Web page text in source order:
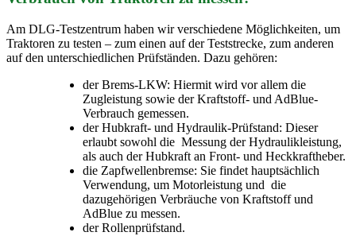
Am DLG-Testzentrum haben wir verschiedene Möglichkeiten, um
Traktoren zu testen – zum einen auf der Teststrecke, zum anderen
auf den unterschiedlichen Prüfständen. Dazu gehören:
der Brems-LKW: Hiermit wird vor allem die
Zugleistung sowie der Kraftstoff- und AdBlue-
Verbrauch gemessen.
der Hubkraft- und Hydraulik-Prüfstand: Dieser
erlaubt sowohl die Messung der Hydraulikleistung,
als auch der Hubkraft an Front- und Heckkraftheber.
die Zapfwellenbremse: Sie findet hauptsächlich
Verwendung, um Motorleistung und die
dazugehörigen Verbräuche von Kraftstoff und
AdBlue zu messen.
der Rollenprüfstand.